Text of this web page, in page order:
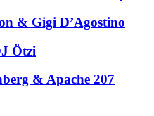
& Gigi D’Agostino
Ötzi
& Apache 207